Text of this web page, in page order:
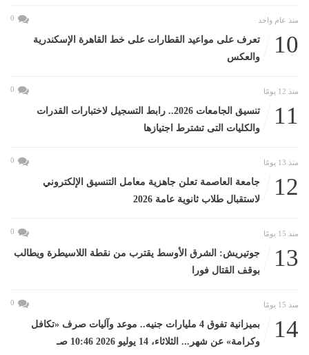
منذ عام واحد 0
10
تعرف على مواعيد القطارات على خط القاهرة الإسكندرية
والعكس
منذ 12 يومًا 0
11
تنسيق الجامعات 2026.. رابط التسجيل لاختبارات القدرات
والكليات التى تشترط اجتيازها
منذ 13 يومًا 0
12
جامعة العاصمة تعلن جاهزية معامل التنسيق الإلكتروني
لاستقبال طلاب ثانوية عامة 2026
منذ 15 يومًا 0
13
جوتيريش: الشرق الأوسط يقترب من نقطة اللاسيطرة ويطالب
بوقف القتال فورا
منذ 15 يومًا 0
14
بميزانية تفوق 4 مليارات جنيه.. موعد وآليات صرف «تكافل
وكرامة» عن شهر... الثلاثاء، 14 يوليو 2026 10:46 صـ